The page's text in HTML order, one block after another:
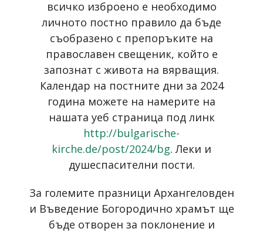
всичко изброено е необходимо
личното постно правило да бъде
съобразено с препоръките на
православен свещеник, който е
запознат с живота на вярващия.
Календар на постните дни за 2024
година можете на намерите на
нашата уеб страница под линк
http://bulgarische-
kirche.de/post/2024/bg. Леки и
душеспасителни пости.
За големите празници Архангеловден
и Въведение Богородично храмът ще
бъде отворен за поклонение и